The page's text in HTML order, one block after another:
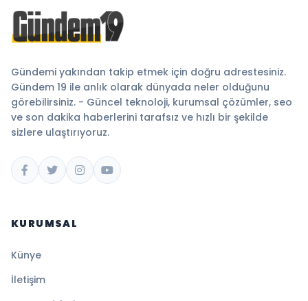
Gündemi yakından takip etmek için doğru adrestesiniz.
Gündem 19 ile anlık olarak dünyada neler olduğunu
görebilirsiniz. - Güncel teknoloji, kurumsal çözümler, seo
ve son dakika haberlerini tarafsız ve hızlı bir şekilde
sizlere ulaştırıyoruz.
KURUMSAL
Künye
İletişim